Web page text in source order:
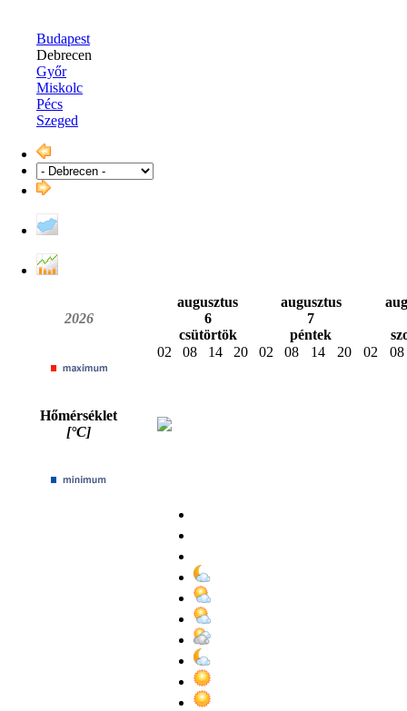
Budapest
Debrecen
Győr
Miskolc
Pécs
Szeged
2026
augusztus
6
csütörtök
augusztus
7
péntek
02
08 14 20 02 08 14 20 02 08
Hőmérséklet
[°C]